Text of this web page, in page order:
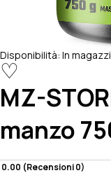
Disponibilità: In
♡
MZ-
manzo
0.00 (Recensioni 0)